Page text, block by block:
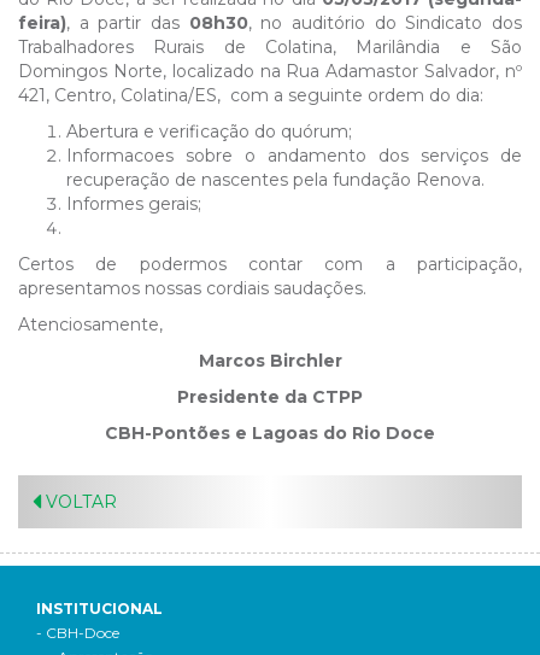
feira), a partir das 08h30, no auditório do Sindicato dos
Trabalhadores Rurais de Colatina, Marilândia e São
Domingos Norte, localizado na Rua Adamastor Salvador, nº
421, Centro, Colatina/ES, com a seguinte ordem do dia:
Abertura e verificação do quórum;
Informacoes sobre o andamento dos serviços de
recuperação de nascentes pela fundação Renova.
Informes gerais;
Certos de podermos contar com a participação,
apresentamos nossas cordiais saudações.
Atenciosamente,
Marcos Birchler
Presidente da CTPP
CBH-Pontões e Lagoas do Rio Doce
VOLTAR
INSTITUCIONAL
- CBH-Doce